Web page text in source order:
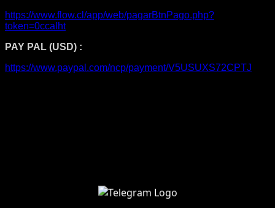
https://www.flow.cl/app/web/pagarBtnPago.php?
token=0ccalht
PAY PAL (USD) :
https://www.paypal.com/ncp/payment/V5USUXS72CPTJ